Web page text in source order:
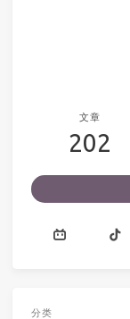
文章
202
分类